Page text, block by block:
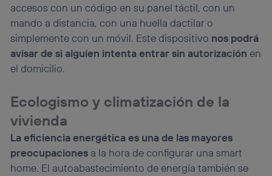
accesos con un código en su panel táctil, con un
mando a distancia, con una huella dactilar o
simplemente con un móvil. Este dispositivo nos podrá
avisar de si alguien intenta entrar sin autorización en
el domicilio.
Ecologismo y climatización de la
vivienda
La eficiencia energética es una de las mayores
preocupaciones a la hora de configurar una smart
home. El autoabastecimiento de energía también se